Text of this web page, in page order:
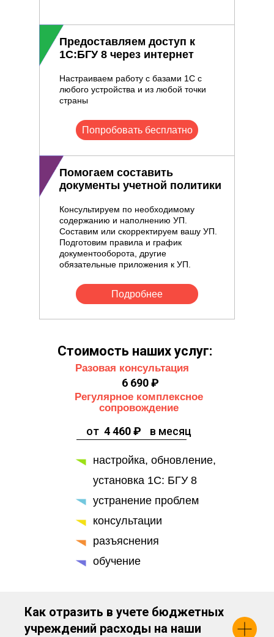
Предоставляем доступ к
1С:БГУ 8 через интернет
Настраиваем работу с базами 1С с
любого устройства и из любой точки
страны
Попробовать бесплатно
Подробнее
Помогаем составить
документы учетной политики
Консультируем по необходимому
содержанию и наполнению УП.
Составим или скорректируем вашу УП.
Подготовим правила и график
документооборота, другие
обязательные приложения к УП.
Стоимость наших услуг:
Разовая консультация
настройка, обновление,
установка 1С: БГУ 8
устранение проблем
консультации
разъяснения
обучение
4 460 ₽
от в месяц
Регулярное комплексное
сопровождение
6 690 ₽
Как отразить в учете бюджетных
учреждений расходы на наши